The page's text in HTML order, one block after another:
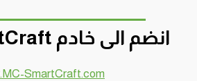
انضم الى خادم SmartCraft الآن
SmartCraft.com